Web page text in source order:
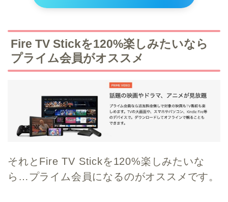
Fire TV Stickを120%楽しみたいなら
プライム会員がオススメ
それと Fire TV Stickを120%楽しみたいな
ら…プライム会員になるのがオススメ です。